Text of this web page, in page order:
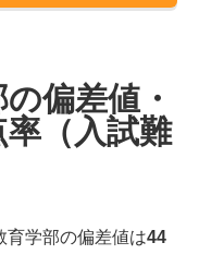
偏差値・
（入試難
育学部の偏差値は44